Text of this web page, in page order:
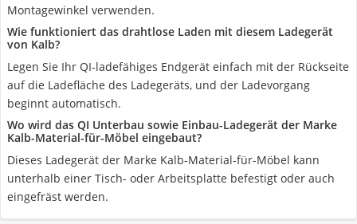
Montagewinkel verwenden.
Wie funktioniert das drahtlose Laden mit diesem Ladegerät
von Kalb?
Legen Sie Ihr QI-ladefähiges Endgerät einfach mit der Rückseite
auf die Ladefläche des Ladegeräts, und der Ladevorgang
beginnt automatisch.
Wo wird das QI Unterbau sowie Einbau-Ladegerät der Marke
Kalb-Material-für-Möbel eingebaut?
Dieses Ladegerät der Marke Kalb-Material-für-Möbel kann
unterhalb einer Tisch- oder Arbeitsplatte befestigt oder auch
eingefräst werden.